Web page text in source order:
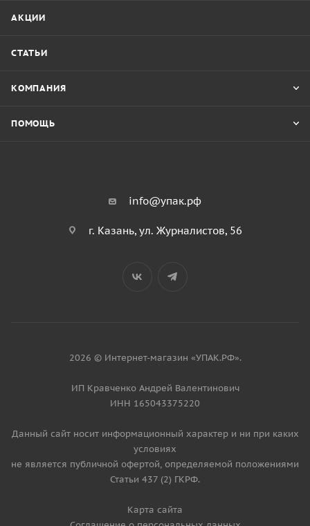
АКЦИИ
СТАТЬИ
КОМПАНИЯ
ПОМОЩЬ
info@упак.рф
г. Казань, ул. Журналистов, 56
2026 © Интернет-магазин «УПАК.РФ».
ИП Кравченко Андрей Валентинович
ИНН 165043375220
Данный сайт носит информационный характер и ни при каких
условиях
не является публичной офертой, определяемой положениями
Статьи 437 (2) ГКРФ.
Карта сайта